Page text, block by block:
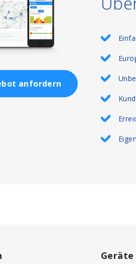
anfordern
Geräte